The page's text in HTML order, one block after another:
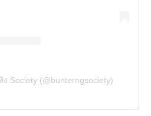
Society (@bunterngsociety)